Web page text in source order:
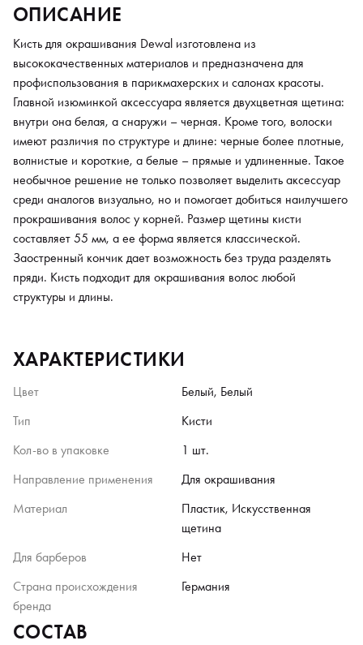
ОПИСАНИЕ
Кисть для окрашивания Dewal изготовлена из
высококачественных материалов и предназначена для
профиспользования в парикмахерских и салонах красоты.
Главной изюминкой аксессуара является двухцветная щетина:
внутри она белая, а снаружи – черная. Кроме того, волоски
имеют различия по структуре и длине: черные более плотные,
волнистые и короткие, а белые – прямые и удлиненные. Такое
необычное решение не только позволяет выделить аксессуар
среди аналогов визуально, но и помогает добиться наилучшего
прокрашивания волос у корней. Размер щетины кисти
составляет 55 мм, а ее форма является классической.
Заостренный кончик дает возможность без труда разделять
пряди. Кисть подходит для окрашивания волос любой
структуры и длины.
ХАРАКТЕРИСТИКИ
Цвет
Белый, Белый
Тип
Кисти
Кол-во в упаковке
1 шт.
Направление применения
Для окрашивания
Материал
Пластик, Искусственная
щетина
Для барберов
Нет
Страна происхождения
бренда
Германия
СОСТАВ